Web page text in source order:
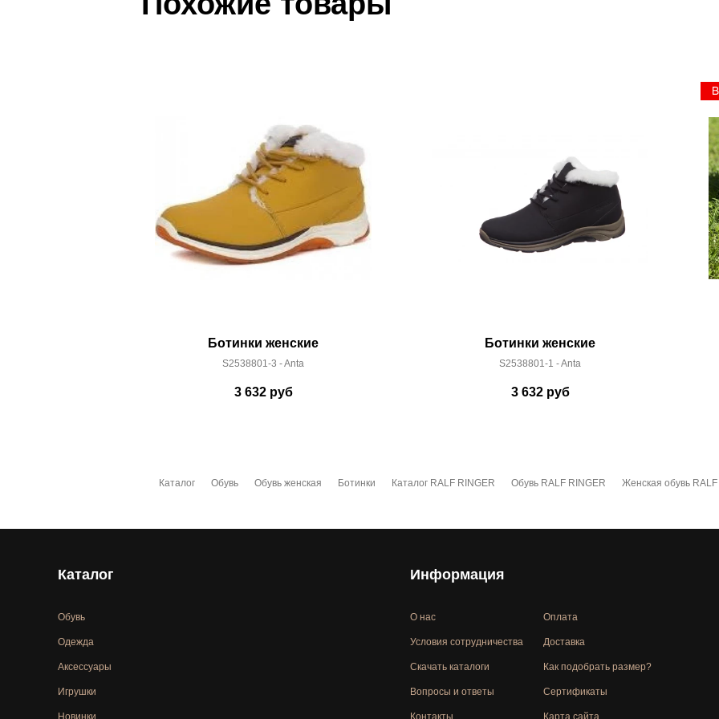
Ботинки женские
S2538801-3 - Anta
3 632руб
Ботинки женские
S2538801-1 - Anta
3 632руб
Каталог Обувь Обувь женская Ботинки Каталог RALF RINGER Обувь RALF RINGER Женская обувь RALF
Каталог
Обувь
Одежда
Аксессуары
Игрушки
Новинки
Информация
О нас
Условия сотрудничества
Скачать каталоги
Вопросы и ответы
Контакты
Оплата
Доставка
Как подобрать размер?
Сертификаты
Карта сайта